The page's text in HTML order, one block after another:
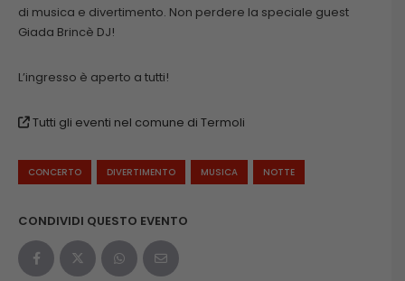
di musica e divertimento. Non perdere la speciale guest
Giada Brincè DJ!
L’ingresso è aperto a tutti!
Tutti gli eventi nel comune di Termoli
CONCERTO DIVERTIMENTO MUSICA NOTTE
CONDIVIDI QUESTO EVENTO